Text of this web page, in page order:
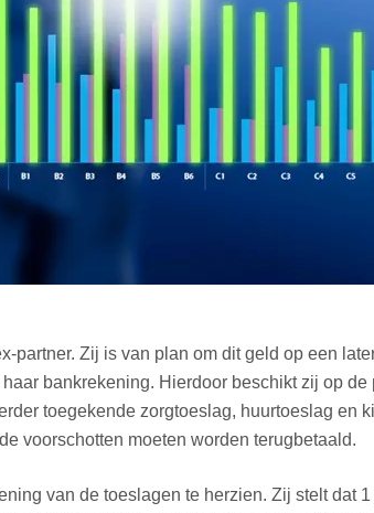
partner. Zij is van plan om dit geld op een
bankrekening. Hierdoor beschikt zij op
toegekende zorgtoeslag, huurtoeslag en
voorschotten moeten worden terugbetaald.
van de toeslagen te herzien. Zij stelt dat